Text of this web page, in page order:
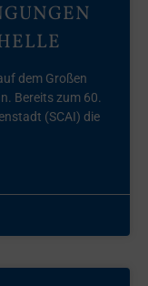
dem Großen
Bereits zum 60.
(SCAI) die